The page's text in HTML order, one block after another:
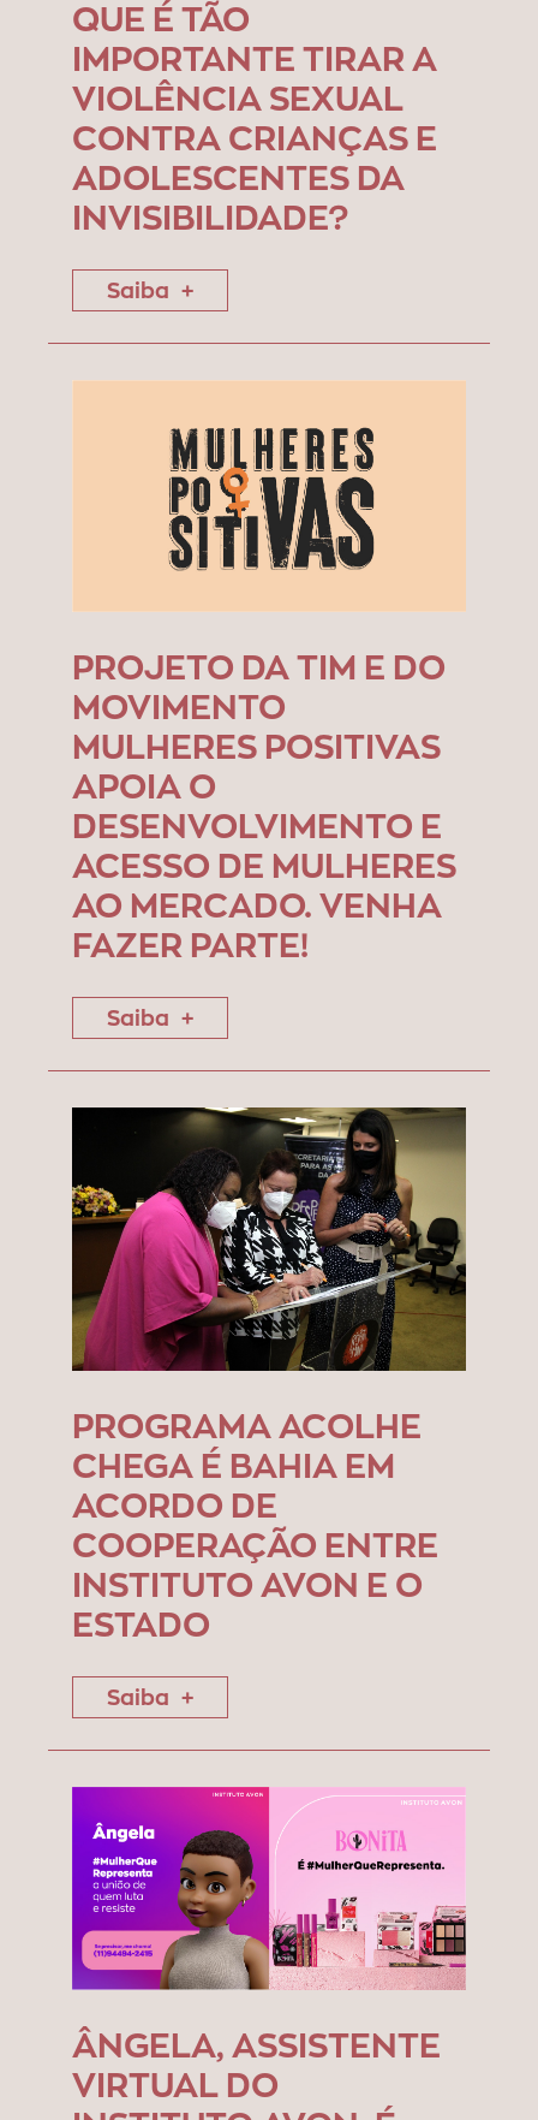
QUE É TÃO
IMPORTANTE TIRAR A
VIOLÊNCIA SEXUAL
CONTRA CRIANÇAS E
ADOLESCENTES DA
INVISIBILIDADE?
Saiba
PROJETO DA TIM E DO
MOVIMENTO
MULHERES POSITIVAS
APOIA O
DESENVOLVIMENTO E
ACESSO DE MULHERES
AO MERCADO. VENHA
FAZER PARTE!
Saiba
PROGRAMA ACOLHE
CHEGA É BAHIA EM
ACORDO DE
COOPERAÇÃO ENTRE
INSTITUTO AVON E O
ESTADO
Saiba
ÂNGELA, ASSISTENTE
VIRTUAL DO